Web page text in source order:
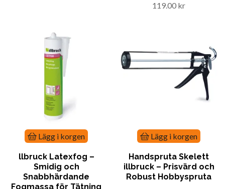
119.00 kr
Lägg i korgen
llbruck Latexfog –
Smidig och
Snabbhärdande
Fogmassa för Tätning
Lägg i korgen
Handspruta Skelett
illbruck – Prisvärd och
Robust Hobbyspruta